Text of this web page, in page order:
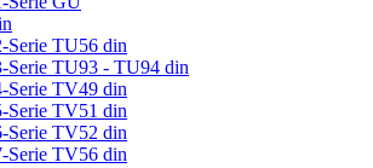
Serie TU56 din
Serie TU93 - TU94 din
Serie TV49 din
Serie TV51 din
Serie TV52 din
Serie TV56 din